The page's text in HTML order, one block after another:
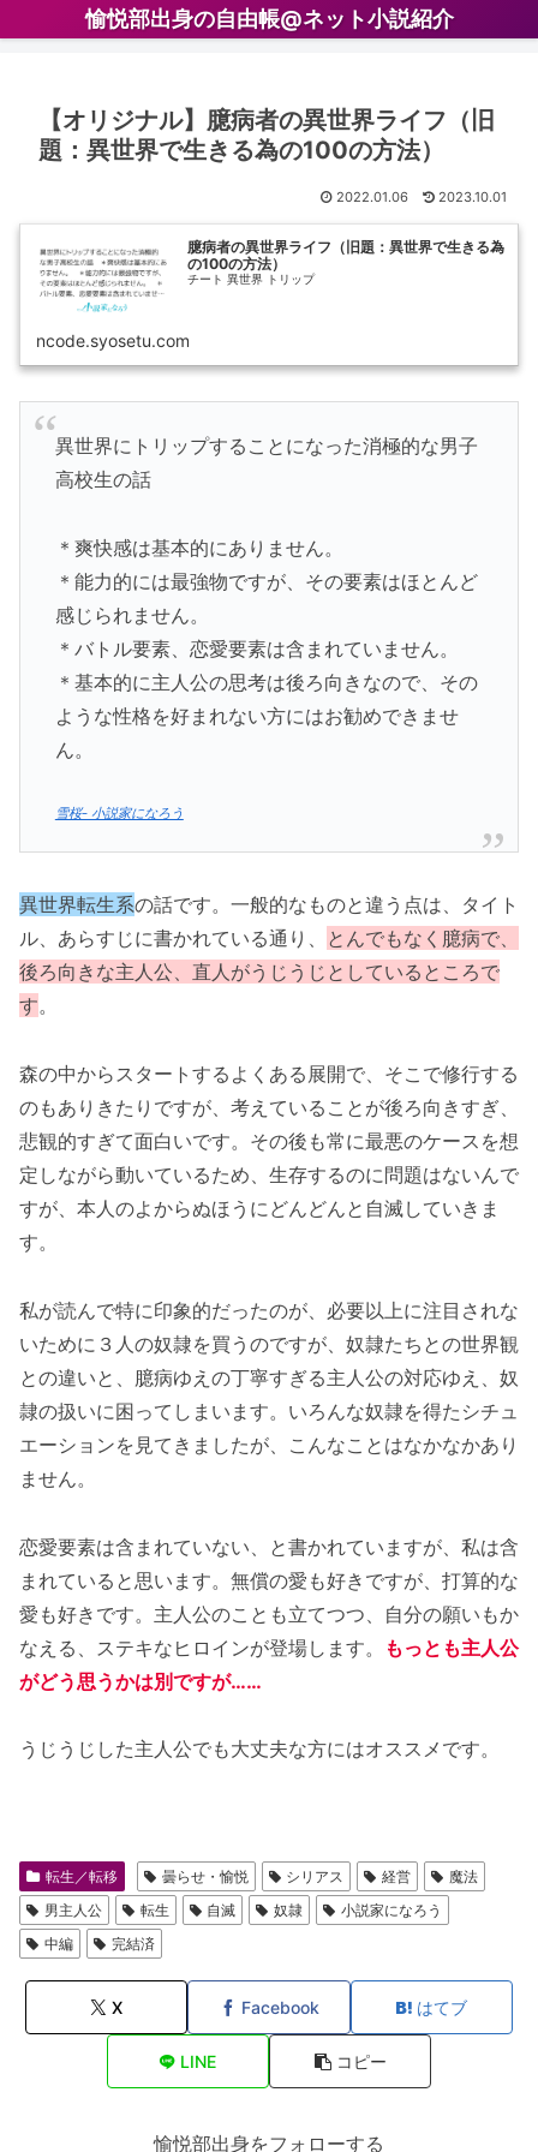
愉悦部出身の自由帳@ネット小説紹介
【オリジナル】臆病者の異世界ライフ（旧
題：異世界で生きる為の100の方法）
2022.01.06 2023.10.01
臆病者の異世界ライフ（旧題：異世界で生きる為
の100の方法）
チート 異世界 トリップ
ncode.syosetu.com
異世界にトリップすることになった消極的な男子
高校生の話
＊爽快感は基本的にありません。
＊能力的には最強物ですが、その要素はほとんど
感じられません。
＊バトル要素、恋愛要素は含まれていません。
＊基本的に主人公の思考は後ろ向きなので、その
ような性格を好まれない方にはお勧めできませ
ん。
雪桜- 小説家になろう
異世界転生系の話です。一般的なものと違う点は、タイト
ル、あらすじに書かれている通り、 とんでもなく臆病で、
後ろ向きな主人公、直人がうじうじとしているところで
す。
森の中からスタートするよくある展開で、そこで修行する
のもありきたりですが、考えていることが後ろ向きすぎ、
悲観的すぎて面白いです。その後も常に最悪のケースを想
定しながら動いているため、生存するのに問題はないんで
すが、本人のよからぬほうにどんどんと自滅していきま
す。
私が読んで特に印象的だったのが、必要以上に注目されな
いために３人の奴隷を買うのですが、奴隷たちとの世界観
との違いと、臆病ゆえの丁寧すぎる主人公の対応ゆえ、奴
隷の扱いに困ってしまいます。いろんな奴隷を得たシチュ
エーションを見てきましたが、こんなことはなかなかあり
ません。
恋愛要素は含まれていない、と書かれていますが、私は含
まれていると思います。無償の愛も好きですが、打算的な
愛も好きです。主人公のことも立てつつ、自分の願いもか
なえる、ステキなヒロインが登場します。
もっとも主人公
がどう思うかは別ですが……
うじうじした主人公でも大丈夫な方にはオススメです。
転生／転移 曇らせ・愉悦 シリアス 経営
魔法
男主人公
転生 自滅 奴隷
小説家になろう
中編
完結済
X Facebook はてブ
LINE コピー
愉悦部出身をフォローする